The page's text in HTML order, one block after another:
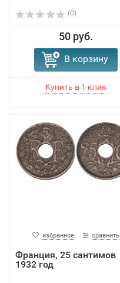
(0)
50 руб.
В корзину
избранное сравнить
Франция, 25 сантимов
1932 год